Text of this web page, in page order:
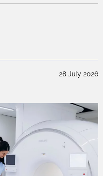
28 July 2026